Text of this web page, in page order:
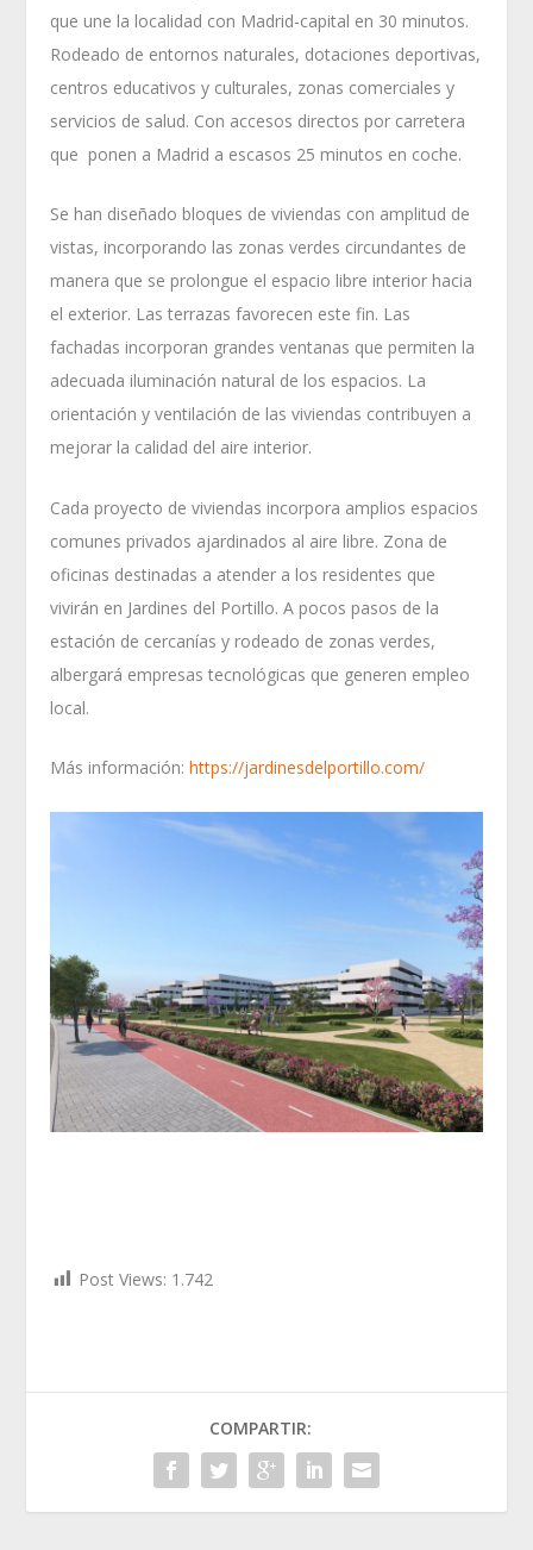
que une la localidad con Madrid-capital en 30 minutos.
Rodeado de entornos naturales, dotaciones deportivas,
centros educativos y culturales, zonas comerciales y
servicios de salud. Con accesos directos por carretera
que ponen a Madrid a escasos 25 minutos en coche.
Se han diseñado bloques de viviendas con amplitud de
vistas, incorporando las zonas verdes circundantes de
manera que se prolongue el espacio libre interior hacia
el exterior. Las terrazas favorecen este fin. Las
fachadas incorporan grandes ventanas que permiten la
adecuada iluminación natural de los espacios. La
orientación y ventilación de las viviendas contribuyen a
mejorar la calidad del aire interior.
Cada proyecto de viviendas incorpora amplios espacios
comunes privados ajardinados al aire libre. Zona de
oficinas destinadas a atender a los residentes que
vivirán en Jardines del Portillo. A pocos pasos de la
estación de cercanías y rodeado de zonas verdes,
albergará empresas tecnológicas que generen empleo
local.
Más información:https://jardinesdelportillo.com/
Post Views: 1.742
COMPARTIR: